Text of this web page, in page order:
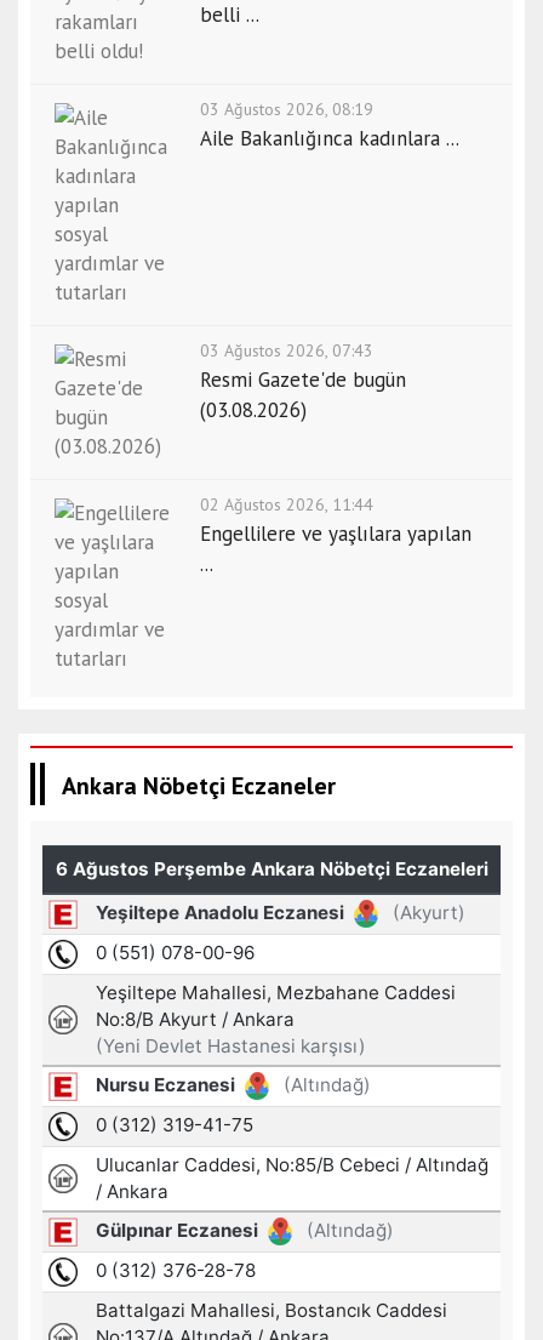
belli ...
03 Ağustos 2026, 08:19
Aile Bakanlığınca kadınlara ...
03 Ağustos 2026, 07:43
Resmi Gazete'de bugün
(03.08.2026)
02 Ağustos 2026, 11:44
Engellilere ve yaşlılara yapılan
...
Ankara Nöbetçi Eczaneler